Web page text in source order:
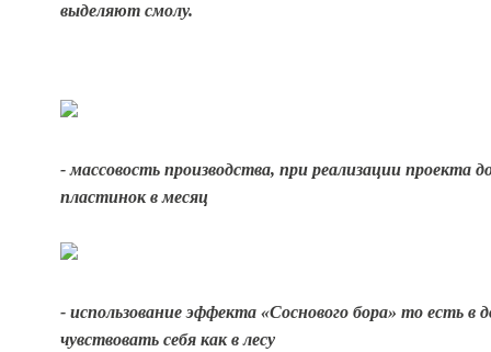
выделяют смолу.
- массовость производства, при реализации проекта
пластинок в месяц
- использование эффекта «Соснового бора» то есть в
чувствовать себя как в лесу